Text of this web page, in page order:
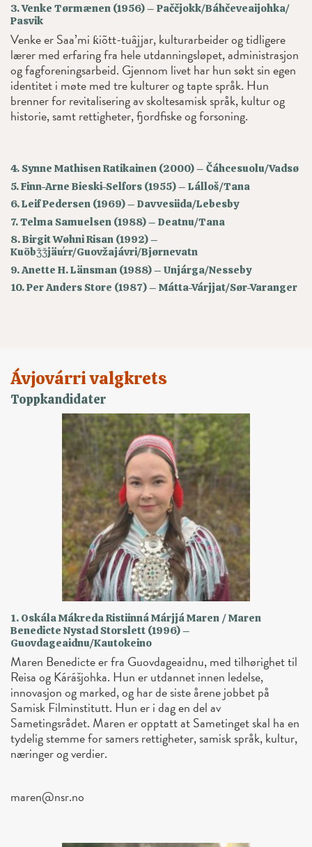
3. Venke Tørmænen (1956) – Paččjokk/Báhčeveaijohka/
Pasvik
Venke er Saa’mi ƙiõtt-tuâjjar, kulturarbeider og tidligere
lærer med erfaring fra hele utdanningsløpet, administrasjon
og fagforeningsarbeid. Gjennom livet har hun søkt sin egen
identitet i møte med tre kulturer og tapte språk. Hun
brenner for revitalisering av skoltesamisk språk, kultur og
historie, samt rettigheter, fjordfiske og forsoning.
4. Synne Mathisen Ratikainen (2000) – Čáhcesuolu/Vadsø
5. Finn-Arne Bieski-Selfors (1955) – Lálloš/Tana
6. Leif Pedersen (1969) – Davvesiida/Lebesby
7. Telma Samuelsen (1988) – Deatnu/Tana
8. Birgit Wøhni Risan (1992) –
Kuõbǯǯjäuʹrr/Guovžajávri/Bjørnevatn
9. Anette H. Länsman (1988) – Unjárga/Nesseby
10. Per Anders Store (1987) – Mátta-Várjjat/Sør-Varanger
Ávjovárri valgkrets
Toppkandidater
1. Oskála Mákreda Ristiinná Márjjá Maren / Maren
Benedicte Nystad Storslett (1996) –
Guovdageaidnu/Kautokeino
Maren Benedicte er fra Guovdageaidnu, med tilhørighet til
Reisa og Kárášjohka. Hun er utdannet innen ledelse,
innovasjon og marked, og har de siste årene jobbet på
Samisk Filminstitutt. Hun er i dag en del av
Sametingsrådet. Maren er opptatt at Sametinget skal ha en
tydelig stemme for samers rettigheter, samisk språk, kultur,
næringer og verdier.
maren@nsr.no